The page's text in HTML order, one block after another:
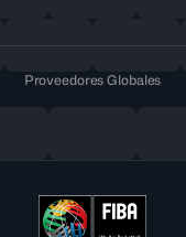
Proveedores Globales